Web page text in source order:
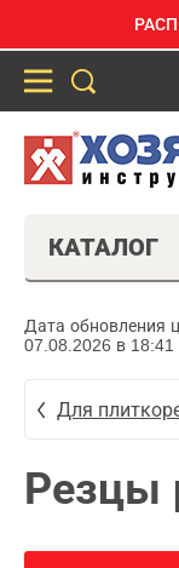
КАТАЛОГ
Дата обновления
07.08.2026 в 18:41
Для
Резцы